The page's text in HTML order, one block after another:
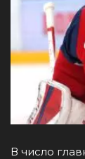
В число